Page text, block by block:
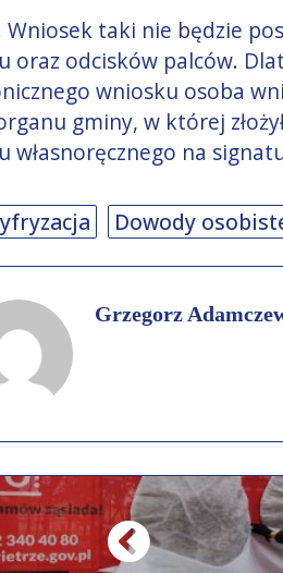
Wniosek taki nie będzie
oraz odcisków palców.
wniosku osoba
gminy, w której
własnoręcznego na
Dowody
Grzegorz